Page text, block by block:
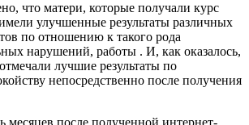
что матери, которые получали курс
улучшенные результаты различных
по отношению к такого рода
нарушений, работы . И, как оказалось,
лучшие результаты по
непосредственно после получения